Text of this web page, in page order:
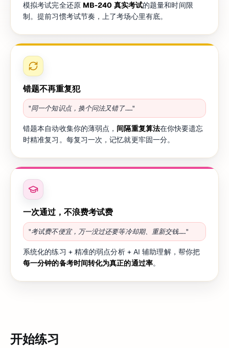
模拟考试完全还原 MB-240 真实考试的题量和时间限
制。提前习惯考试节奏，上了考场心里有底。
错题不再重复犯
"同一个知识点，换个问法又错了……"
错题本自动收集你的薄弱点， 间隔重复算法在你快要遗忘
时精准复习。每复习一次，记忆就更牢固一分。
一次通过，不浪费考试费
"考试费不便宜，万一没过还要等冷却期、重新交钱……"
系统化的练习 + 精准的弱点分析 + AI 辅助理解，帮你把
每一分钟的备考时间转化为真正的通过率。
开始练习